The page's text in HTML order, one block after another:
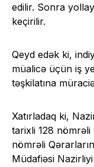
edilir. Sonra
keçirilir.
Qeyd edək ki,
müalicə üçün iş
təşkilatına
Xatırladaq ki,
tarixli 128
nömrəli
Müdafiəsi